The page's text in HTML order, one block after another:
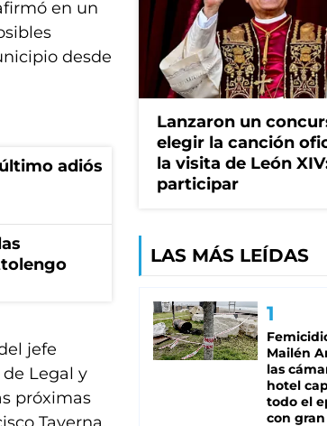
en un
desde
adiós
jefe
Legal y
próximas
Lanzaron un
elegir la canción
la visita de León
participar
LAS MÁS LEÍDAS
Mailén
las
hotel
todo el
con gran